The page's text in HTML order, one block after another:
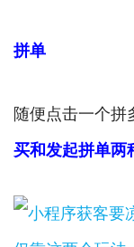
拼单
随便点击一个拼
买和发起拼单两